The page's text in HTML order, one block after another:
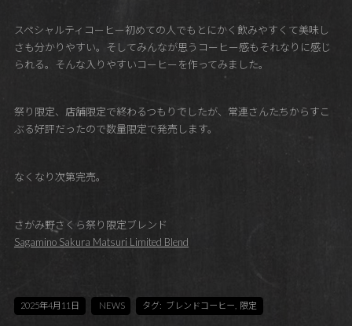
スペシャルティコーヒー初めての人でもとにかく飲みやすくて美味し
さも分かりやすい。そしてみんなが思うコーヒー感もそれなりに感じ
られる。そんな入りやすいコーヒーを作ってみました。
祭り限定、店舗限定で終わるつもりでしたが、常連さんたちからすこ
ぶる好評だったので数量限定で発売します。
なくなり次第完売。
さがみ野さくら祭り限定ブレンド
Sagamino Sakura Matsuri Limited Blend
2025年4月11日 NEWS タグ: ブレンドコーヒー 限定